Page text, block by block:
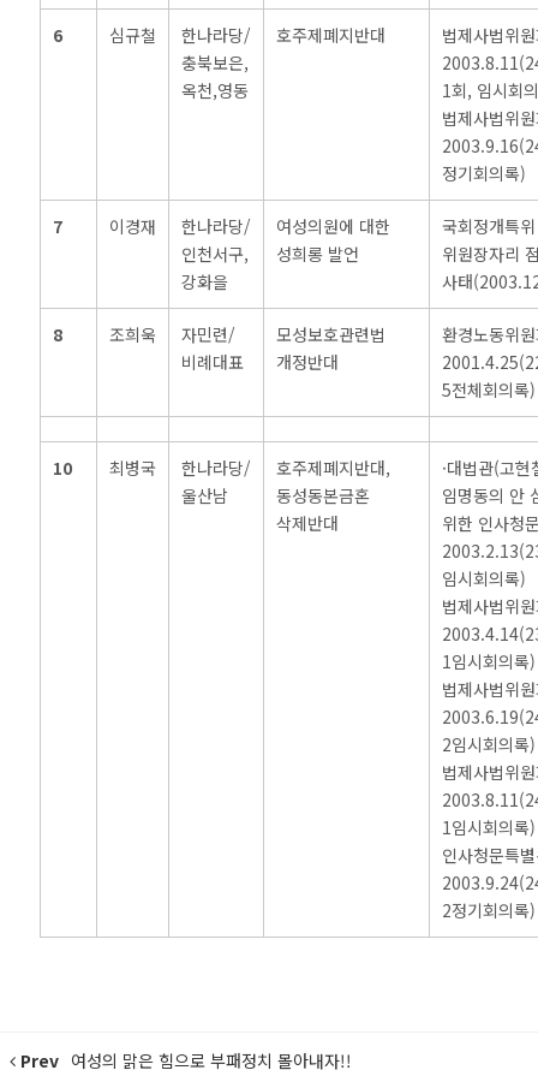
6 심규철
한나라당/
충북보은,
옥천,영동
호주제폐지반대
법제사법위
1회, 임시회
법제사법위
정기회의록)
7 이경재
한나라당/
인천서구,
강화을
여성의원에 대한
성희롱 발언
국회정개특위
위원장자리
사태
8 조희욱
자민련/
비례대표
모성보호관련법
개정반대
환경노동위
5전체회의록)
10 최병국
한나라당/
울산남
호주제폐지반대,
동성동본금혼
삭제반대
·대법관(고현
임명동의 안
위한 인사청
임시회의록)
법제사법위
1임시회의록)
법제사법위
2임시회의록)
법제사법위
1임시회의록)
인사청문특
2정기회의록)
Prev 여성의 맑은 힘으로 부패정치 몰아내자!!